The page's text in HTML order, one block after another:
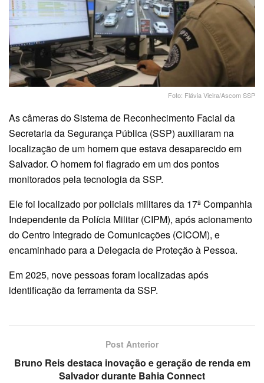
Foto: Flávia Vieira/Ascom SSP
As câmeras do Sistema de Reconhecimento Facial da
Secretaria da Segurança Pública (SSP) auxiliaram na
localização de um homem que estava desaparecido em
Salvador. O homem foi flagrado em um dos pontos
monitorados pela tecnologia da SSP.
Ele foi localizado por policiais militares da 17ª Companhia
Independente da Polícia Militar (CIPM), após acionamento
do Centro Integrado de Comunicações (CICOM), e
encaminhado para a Delegacia de Proteção à Pessoa.
Em 2025, nove pessoas foram localizadas após
identificação da ferramenta da SSP.
Post Anterior
Bruno Reis destaca inovação e geração de renda em
Salvador durante Bahia Connect